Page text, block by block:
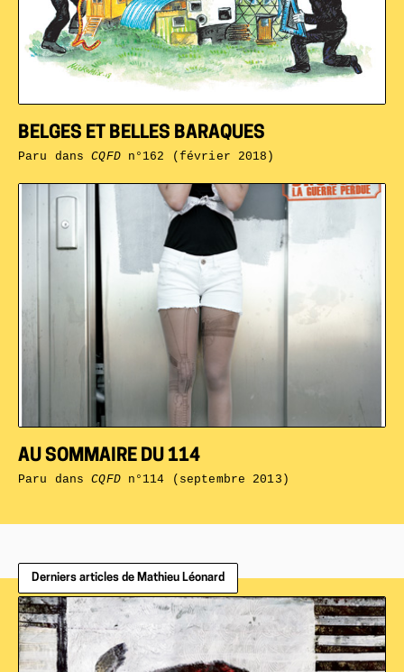
AU SOMMAIRE DU 114
Paru dansCQFDn°114 (septembre 2013)
BELGES ET BELLES BARAQUES
Paru dansCQFDn°162 (février 2018)
Derniers articles de Mathieu Léonard